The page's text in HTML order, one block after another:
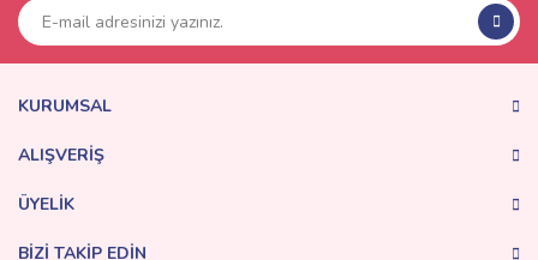
Ürün açıklamasında eksik bilgiler bulunuyor.
Ürün bilgilerinde hatalar bulunuyor.
KURUMSAL
ALIŞVERİŞ
ÜYELİK
BİZİ TAKİP EDİN